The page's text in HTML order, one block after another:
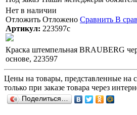
Нет в наличии
Отложить Отложено Сравнить В
Артикул: 223597с
Краска штемпельная BRAUBERG
основе, 223597
Цены на товары, представленные на
только при заказе товара через
Поделиться…